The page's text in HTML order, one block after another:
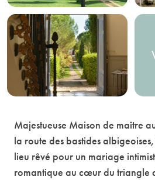
Majestueuse Maison de maître
la route des bastides
lieu rêvé pour un mariage
romantique au cœur du triangle